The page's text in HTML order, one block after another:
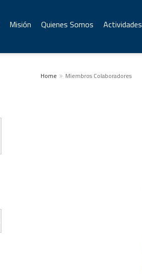
Misión Quienes Somos Actividades
Home Miembros Colaboradores